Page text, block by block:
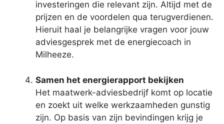
investeringen die relevant zijn. Altijd met de
prijzen en de voordelen qua terugverdienen.
Hieruit haal je belangrijke vragen voor jouw
adviesgesprek met de energiecoach in
Milheeze.
Samen het energierapport bekijken
Het maatwerk-adviesbedrijf komt op locatie
en zoekt uit welke werkzaamheden gunstig
zijn. Op basis van zijn bevindingen krijg je